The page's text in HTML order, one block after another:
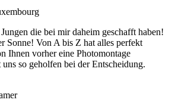
die bei mir daheim geschafft haben!
Sonne! Von A bis Z hat alles perfekt
Ihnen vorher eine Photomontage
so geholfen bei der Entscheidung.